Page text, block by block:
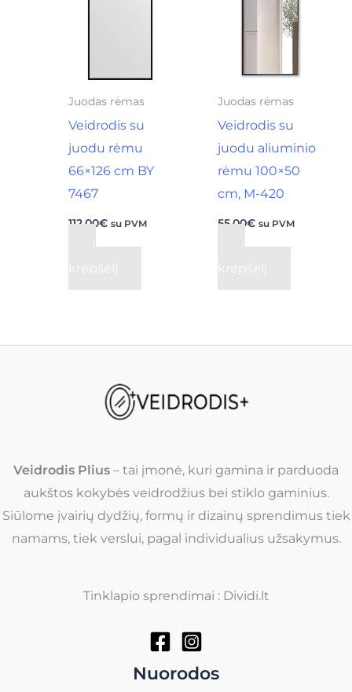
Juodas rėmas
Veidrodis su
juodu rėmu
66×126 cm BY
7467
112,00€ su PVM
Į
krepšelį
Juodas rėmas
Veidrodis su
juodu aliuminio
rėmu 100×50
cm, M-420
55,00€ su PVM
Į
krepšelį
Veidrodis Plius – tai įmonė, kuri gamina ir parduoda
aukštos kokybės veidrodžius bei stiklo gaminius.
Siūlome įvairių dydžių, formų ir dizainų sprendimus tiek
namams, tiek verslui, pagal individualius užsakymus.
Tinklapio sprendimai : Dividi.lt
Nuorodos